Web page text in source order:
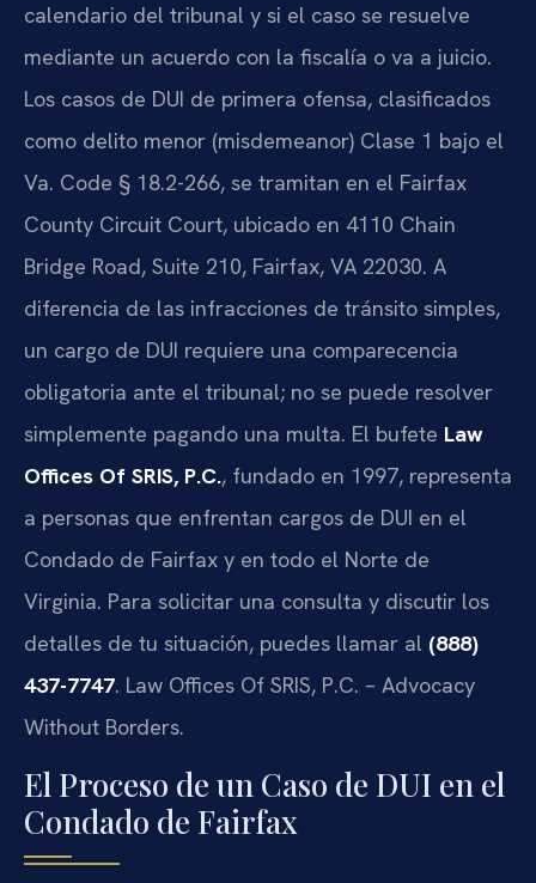
calendario del tribunal y si el caso se resuelve
mediante un acuerdo con la fiscalía o va a juicio.
Los casos de DUI de primera ofensa, clasificados
como delito menor (misdemeanor) Clase 1 bajo el
Va. Code § 18.2-266, se tramitan en el Fairfax
County Circuit Court, ubicado en 4110 Chain
Bridge Road, Suite 210, Fairfax, VA 22030. A
diferencia de las infracciones de tránsito simples,
un cargo de DUI requiere una comparecencia
obligatoria ante el tribunal; no se puede resolver
simplemente pagando una multa. El bufete Law
Offices Of SRIS, P.C., fundado en 1997, representa
a personas que enfrentan cargos de DUI en el
Condado de Fairfax y en todo el Norte de
Virginia. Para solicitar una consulta y discutir los
detalles de tu situación, puedes llamar al (888)
437-7747. Law Offices Of SRIS, P.C. – Advocacy
Without Borders.
El Proceso de un Caso de DUI en el
Condado de Fairfax